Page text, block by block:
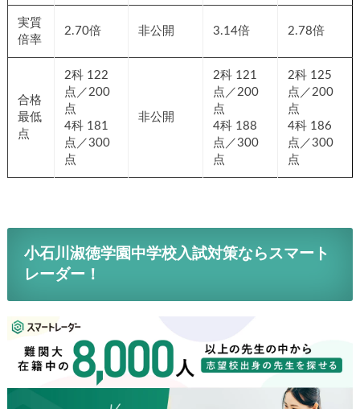
実質
倍率
2.70倍 非公開 3.14倍 2.78倍
合格
最低
点
2科 122
点／200
点
4科 181
点／300
点
非公開
2科 121
点／200
点
4科 188
点／300
点
2科 125
点／200
点
4科 186
点／300
点
小石川淑徳学園 中学校入試対策ならスマート
レーダー！